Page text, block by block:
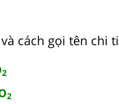
cách gọi tên chi
2
2